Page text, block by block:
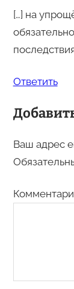
[…] на
Ответить
Ваш адрес